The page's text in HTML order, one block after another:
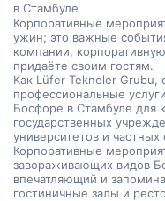
в Стамбуле
Корпоративные
ужин; это важные
компании,
придаёте своим гостям.
Как Lüfer Tekneler Grubu,
профессиональные
Босфоре в Стамбуле для
государственных
университетов и частных
Корпоративные
завораживающих видов
впечатляющий и
гостиничные залы и